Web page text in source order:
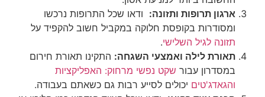
ארגון תרופות ותזונה: ודאו שכל התרופות נרכשו
ומסודרות בקופסת חלוקה במקביל חשוב להקפיד על
תזונה לגיל השלישי.
תאורת לילה ואמצעי השגחה: התקינו תאורת חירום
במסדרון עבור שקט נפשי מרחוק: האפליקציות
והגאדג'טים יכולים לסייע רבות גם כשאתם בעבודה.